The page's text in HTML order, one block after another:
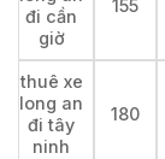
đi cần
giờ
155
thuê xe
long an
đi tây
ninh
180